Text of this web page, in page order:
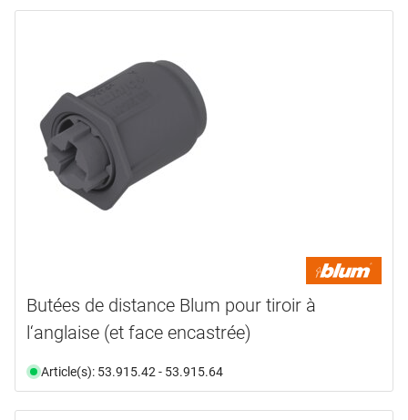
Butées de distance Blum pour tiroir à
l‘anglaise (et face encastrée)
Article(s): 53.915.42 - 53.915.64